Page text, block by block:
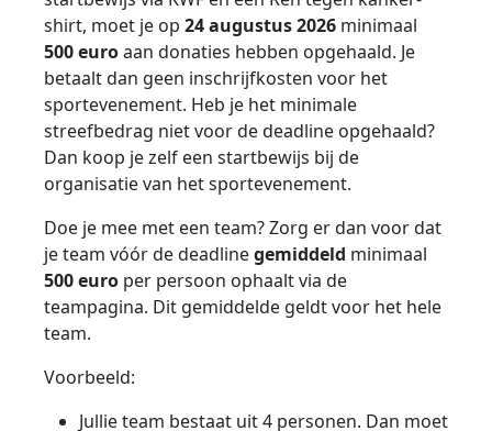
shirt, moet je op 24 augustus 2026 minimaal
500 euroaan donaties hebben opgehaald. Je
betaalt dan geen inschrijfkosten voor het
sportevenement. Heb je het minimale
streefbedrag niet voor de deadline opgehaald?
Dan koop je zelf een startbewijs bij de
organisatie van het sportevenement.
Doe je mee met een team? Zorg er dan voor dat
je team vóór de deadlinegemiddeld minimaal
500 euro per persoon ophaalt via de
teampagina. Dit gemiddelde geldt voor het hele
team.
Voorbeeld:
Jullie team bestaat uit 4 personen. Dan moet